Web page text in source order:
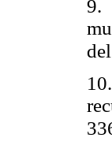
9.
10.